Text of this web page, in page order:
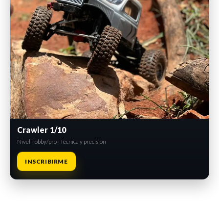
Crawler 1/10
Nivel hobby/pro · Técnica y precisión
INSCRIBIRME